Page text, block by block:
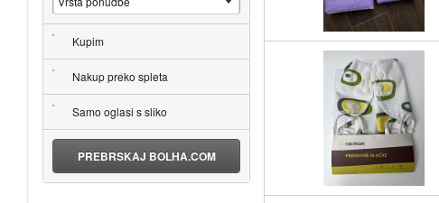
Kupim
Nakup preko spleta
Samo oglasi s sliko
PREBRSKAJ BOLHA.COM